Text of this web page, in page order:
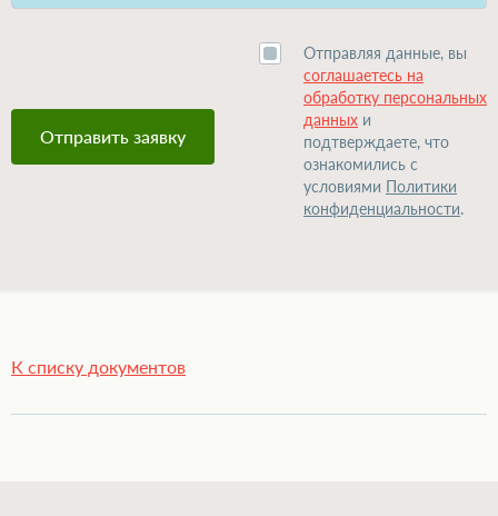
Отправляя данные, вы
соглашаетесь на
обработку персональных
данных и
подтверждаете, что
ознакомились с
условиями Политики
конфиденциальности.
К списку документов